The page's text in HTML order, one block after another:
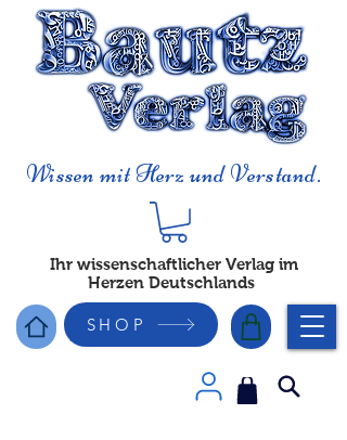
Wissen mit Herz und Verstand.
Ihr wissenschaftlicher Verlag im
Herzen Deutschlands
SHOP